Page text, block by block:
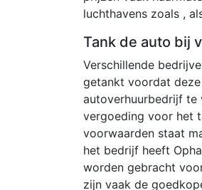
luchthavens zoals ,
Tank de auto bij
Verschillende
getankt voordat
autoverhuurbedrijf te
vergoeding voor het
voorwaarden staat
het bedrijf heeft
worden gebracht
zijn vaak de